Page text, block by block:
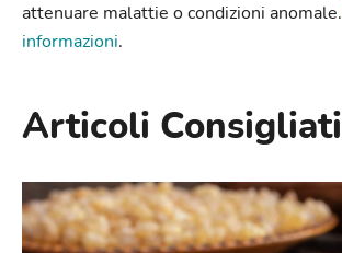
attenuare malattie o condizioni anomale.
informazioni.
Articoli Consigliati